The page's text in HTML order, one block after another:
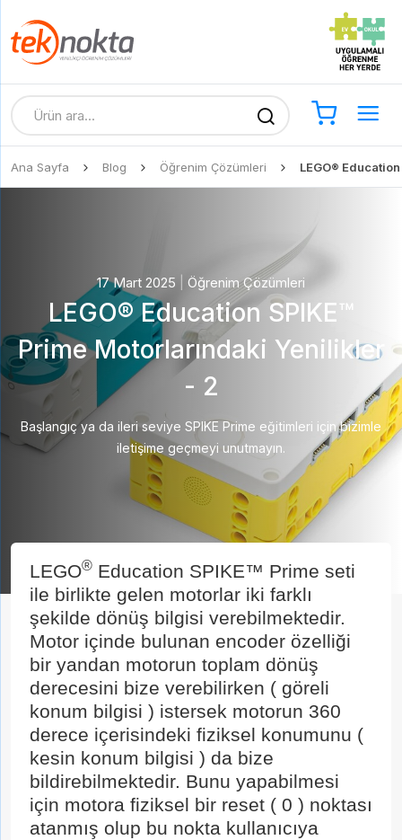
Ana Sayfa Blog Öğrenim Çözümleri LEGO®
17 Mart 2025 Öğrenim Çözümleri
LEGO® Education SPIKE™
Prime Motorlarındaki Yenilikler
- 2
Başlangıç ya da ileri seviye SPIKE Prime eğitimleri için bizimle
iletişime geçmeyi unutmayın.
LEGO® Education SPIKE™ Prime seti
ile birlikte gelen motorlar iki farklı
şekilde dönüş bilgisi verebilmektedir.
Motor içinde bulunan encoder özelliği
bir yandan motorun toplam dönüş
derecesini bize verebilirken ( göreli
konum bilgisi ) istersek motorun 360
derece içerisindeki fiziksel konumunu (
kesin konum bilgisi ) da bize
bildirebilmektedir. Bunu yapabilmesi
için motora fiziksel bir reset ( 0 ) noktası
atanmış olup bu nokta kullanıcıya